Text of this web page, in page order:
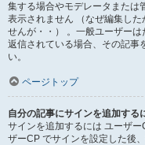
集する場合やモデレータまたは
表示されません （なぜ編集し
せんが・・） 。一般ユーザー
返信されている場合、その記事
い。
ページトップ
自分の記事にサインを追加する
サインを追加するには ユーザ
ザーCP でサインを設定した後